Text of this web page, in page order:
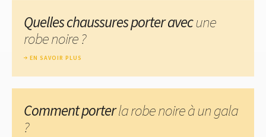
Quelles chaussures porter avecune
robe noire ?
EN SAVOIR PLUS
Comment porterla robe noire à un gala
?